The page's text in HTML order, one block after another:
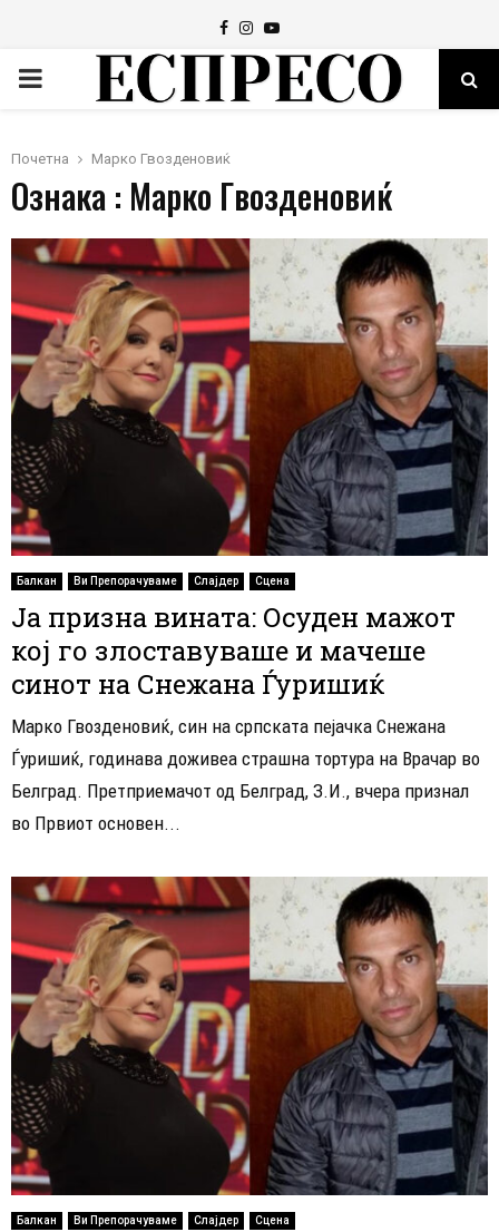
Facebook
Instagram
Youtube
PRIMARY
Почетна Марко Гвозденовиќ
Ознака : Марко Гвозденовиќ
Балкан Ви Препорачуваме Слајдер Сцена
Ја призна вината: Осуден мажот
кој го злоставуваше и мачеше
синот на Снежана Ѓуришиќ
Марко Гвозденовиќ, син на српската пејачка Снежана
Ѓуришиќ, годинава доживеа страшна тортура на Врачар во
Белград. Претприемачот од Белград, З.И., вчера признал
во Првиот основен...
Балкан Ви Препорачуваме Слајдер Сцена